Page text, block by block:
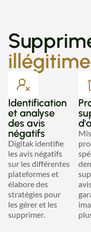
Identification
et analyse
des avis
négatifs
Digitak identifie
les avis négatifs
sur les différentes
plateformes et
élabore des
stratégies pour
les gérer et les
supprimer.